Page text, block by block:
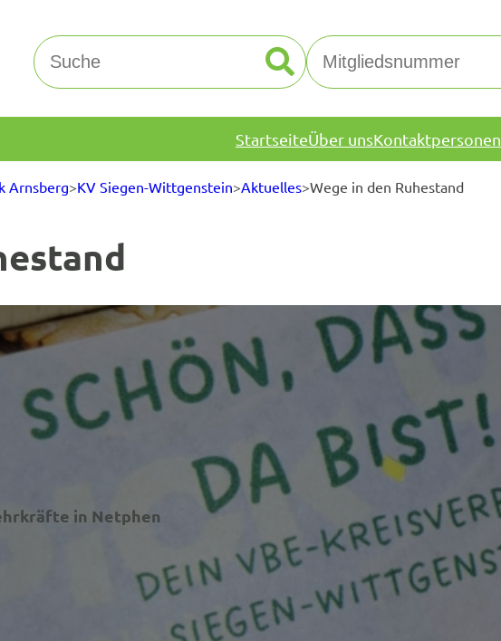
Suchen
StartseiteÜber unsKontaktpersonen
Arnsberg>KV Siegen-Wittgenstein>Aktuelles>Wege in den Ruhestand
in Netphen